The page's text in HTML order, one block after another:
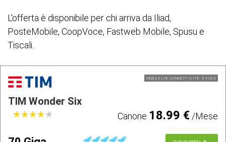
L'offerta è disponibile per chi arriva da Iliad,
PosteMobile, CoopVoce, Fastweb Mobile, Spusu e
Tiscali.
MOBILE LTE CONNETTIVITÃ E VOCE
TIM Wonder Six
★★★★★
★★★★★ Canone 18.99 €/Mese